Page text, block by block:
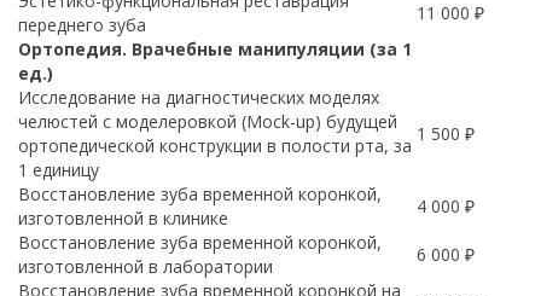
переднего зуба
11 000 ₽
Ортопедия. Врачебные манипуляции (за 1
ед.)
Исследование на диагностических моделях
челюстей с моделеровкой (Mock-up) будущей
ортопедической конструкции в полости рта, за
1 единицу
1 500 ₽
Восстановление зуба временной коронкой,
изготовленной в клинике
4 000 ₽
Восстановление зуба временной коронкой,
изготовленной в лаборатории
6 000 ₽
Восстановление зуба временной коронкой на